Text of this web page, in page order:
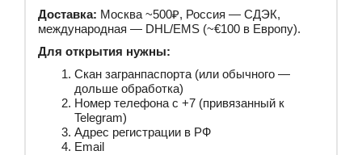
Доставка: Москва ~500₽, Россия — СДЭК,
международная — DHL/EMS (~€100 в Европу).
Для открытия нужны:
Скан загранпаспорта (или обычного —
дольше обработка)
Номер телефона с +7 (привязанный к
Telegram)
Адрес регистрации в РФ
Email